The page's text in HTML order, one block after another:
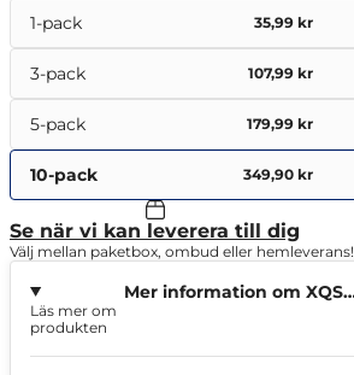
1-pack 35,99 kr
3-pack 107,99 kr
5-pack 179,99 kr
10-pack 349,90 kr
Se när vi kan leverera till dig
Välj mellan paketbox, ombud eller hemleverans!
Mer information om XQS
Läs mer om
produkten